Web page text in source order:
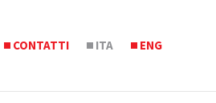
CONTATTI ITA ENG